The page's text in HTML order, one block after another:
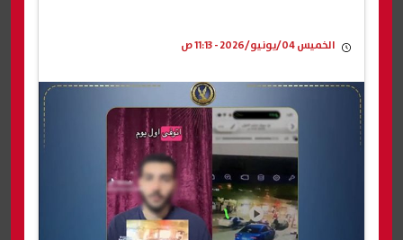
الخميس 04/يونيو/2026 - 11:13 ص